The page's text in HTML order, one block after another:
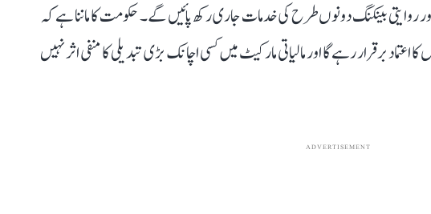
روایتی بینکنگ دونوں طرح کی خدمات جاری رکھ پائیں گے۔ حکومت کا ماننا ہے کہ
اعتماد برقرار رہے گا اور مالیاتی مارکیٹ میں کسی اچانک بڑی تبدیلی کا منفی اثر نہیں
ADVERTISEMENT